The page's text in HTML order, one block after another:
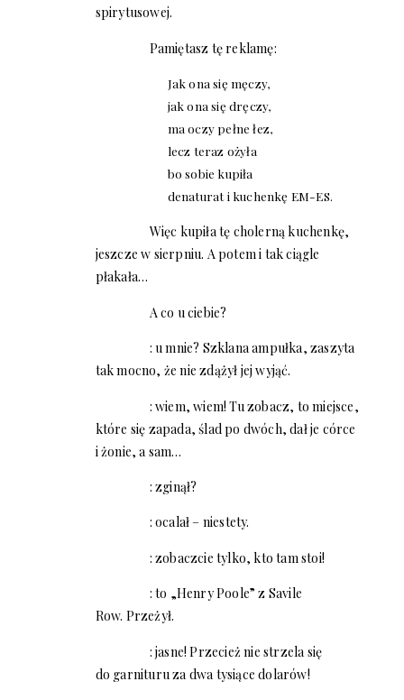
spirytusowej.
Pamiętasz tę reklamę:
Jak ona się męczy,
jak ona się dręczy,
ma oczy pełne łez,
lecz teraz ożyła
bo sobie kupiła
denaturat i kuchenkę EM-ES.
Więc kupiła tę cholerną kuchenkę,
jeszcze w sierpniu. A potem i tak ciągle
płakała…
A co u ciebie?
: u mnie? Szklana ampułka, zaszyta
tak mocno, że nie zdążył jej wyjąć.
: wiem, wiem! Tu zobacz, to miejsce,
które się zapada, ślad po dwóch, dał je córce
i żonie, a sam…
: zginął?
: ocalał – niestety.
: zobaczcie tylko, kto tam stoi!
: to „Henry Poole” z Savile
Row. Przeżył.
: jasne! Przecież nie strzela się
do garnituru za dwa tysiące dolarów!